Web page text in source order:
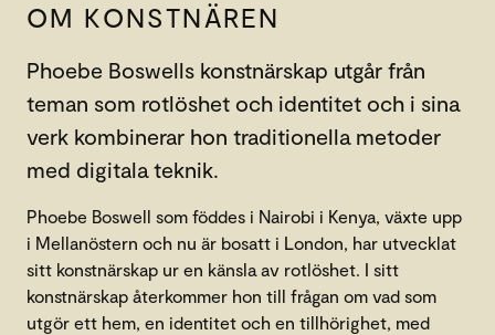
OM KONSTNÄREN
Phoebe Boswells konstnärskap utgår från
teman som rotlöshet och identitet och i sina
verk kombinerar hon traditionella metoder
med digitala teknik.
Phoebe Boswell som föddes i Nairobi i Kenya, växte upp
i Mellanöstern och nu är bosatt i London, har utvecklat
sitt konstnärskap ur en känsla av rotlöshet. I sitt
konstnärskap återkommer hon till frågan om vad som
utgör ett hem, en identitet och en tillhörighet, med